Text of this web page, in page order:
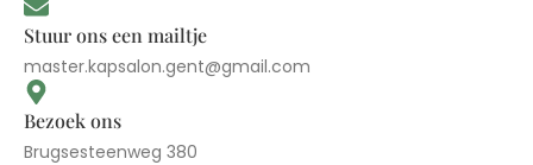
Stuur ons een mailtje
master.kapsalon.gent@gmail.com
Bezoek ons
Brugsesteenweg 380